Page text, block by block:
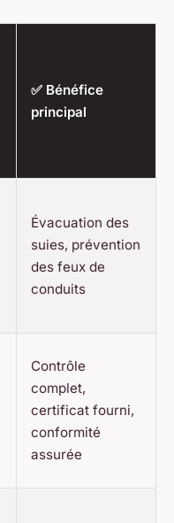
✅ Bénéfice
principal
Évacuation des
suies, prévention
des feux de
conduits
Contrôle
complet,
certificat fourni,
conformité
assurée